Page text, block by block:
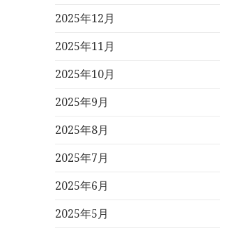
2025年12月
2025年11月
2025年10月
2025年9月
2025年8月
2025年7月
2025年6月
2025年5月